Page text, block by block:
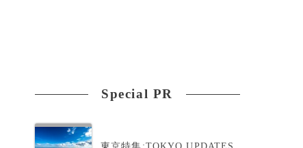
Special PR
東京特集:TOKYO UPDATES